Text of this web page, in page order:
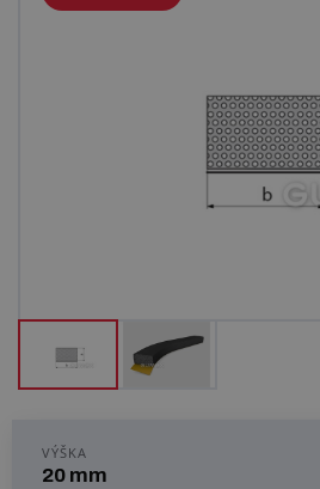
Další pryžové a plastové výrobky
VÝŠKA
20 mm